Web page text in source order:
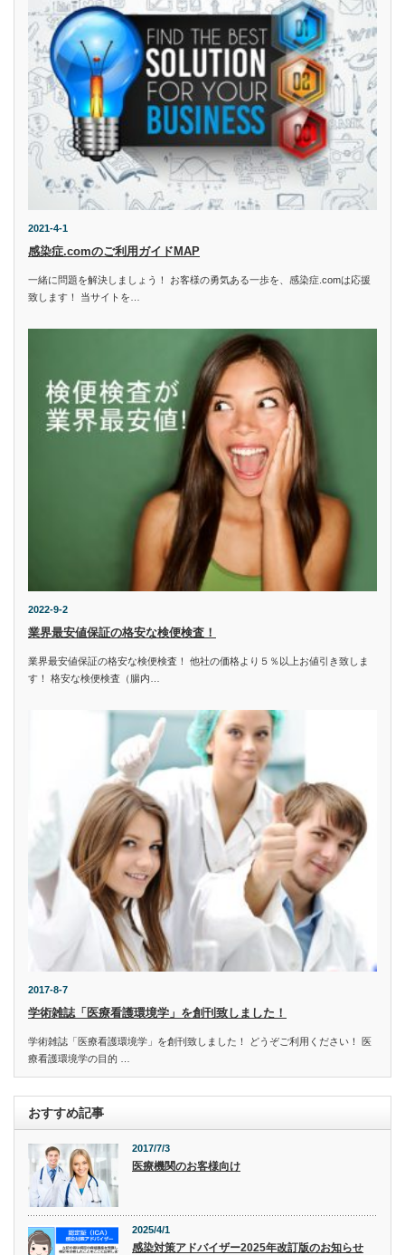
2021-4-1
感染症.comのご利用ガイドMAP
一緒に問題を解決しましょう！ お客様の勇気ある一歩を、感染症.comは応援
致します！ 当サイトを…
2022-9-2
業界最安値保証の格安な検便検査！
業界最安値保証の格安な検便検査！ 他社の価格より５％以上お値引き致しま
す！ 格安な検便検査（腸内…
2017-8-7
学術雑誌「医療看護環境学」を創刊致しました！
学術雑誌「医療看護環境学」を創刊致しました！ どうぞご利用ください！ 医
療看護環境学の目的 …
おすすめ記事
2017/7/3
医療機関のお客様向け
2025/4/1
感染対策アドバイザー2025年改訂版のお知らせ